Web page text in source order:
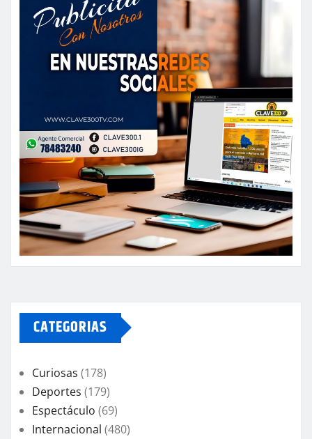
CATEGORIAS
Curiosas (178)
Deportes (179)
Espectáculo (69)
Internacional (480)